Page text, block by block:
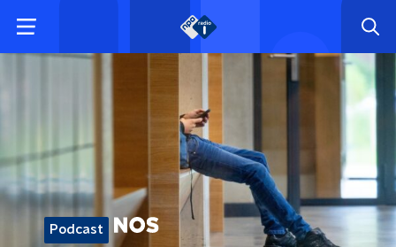
Podcast